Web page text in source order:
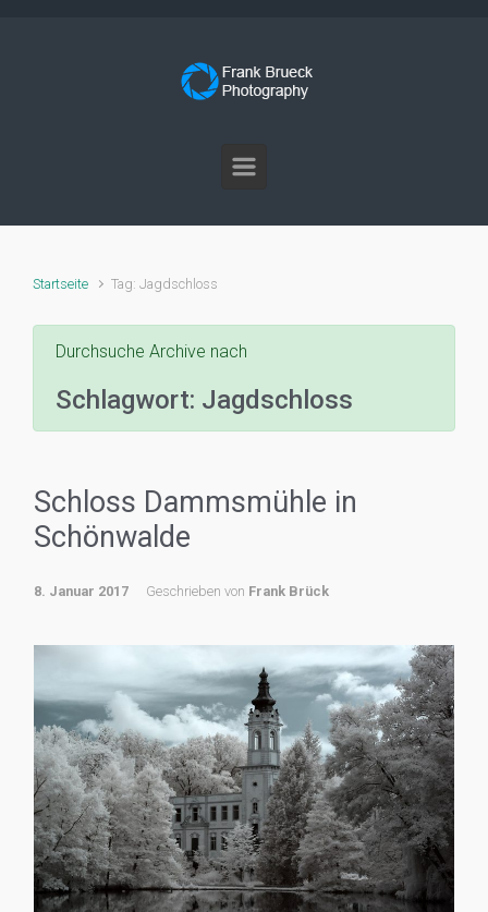
Startseite Tag: Jagdschloss
Durchsuche Archive nach
Schlagwort: Jagdschloss
Schloss Dammsmühle in
Schönwalde
8. Januar 2017 Geschrieben von Frank Brück